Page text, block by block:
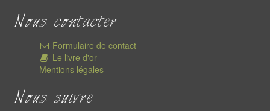
Nous contacter
Formulaire de contact
Le livre d'or
Mentions légales
Nous suivre